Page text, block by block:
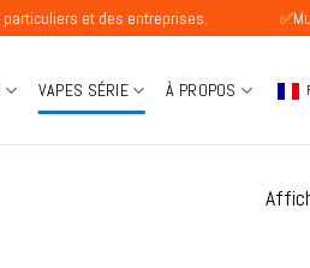
des entreprises. ✅Multibanco
VAPES SÉRIE À PROPOS